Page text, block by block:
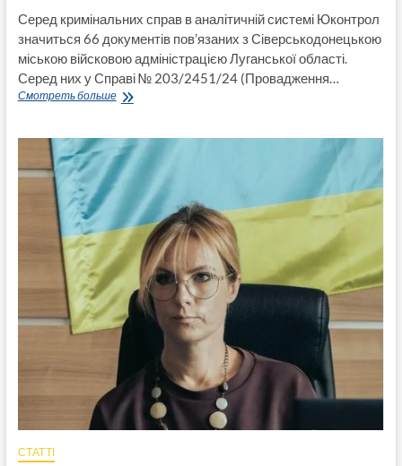
Серед кримінальних справ в аналітичній системі Юконтрол
значиться 66 документів пов’язаних з Сіверськодонецькою
міською війсковою адміністрацією Луганської області.
Серед них у Справі № 203/2451/24 (Провадження…
Смотреть большеСуд
стан
посадової
«Особи
пов’язаної
Сіверськодонецькою
МВА
у
кримінальній
справі
СТАТТІ